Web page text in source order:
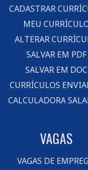
CADASTRAR
MEU
ALTERAR
SALVAR EM PDF
SALVAR EM DOC
CURRÍCULOS
CALCULADORA
VAGAS
VAGAS DE